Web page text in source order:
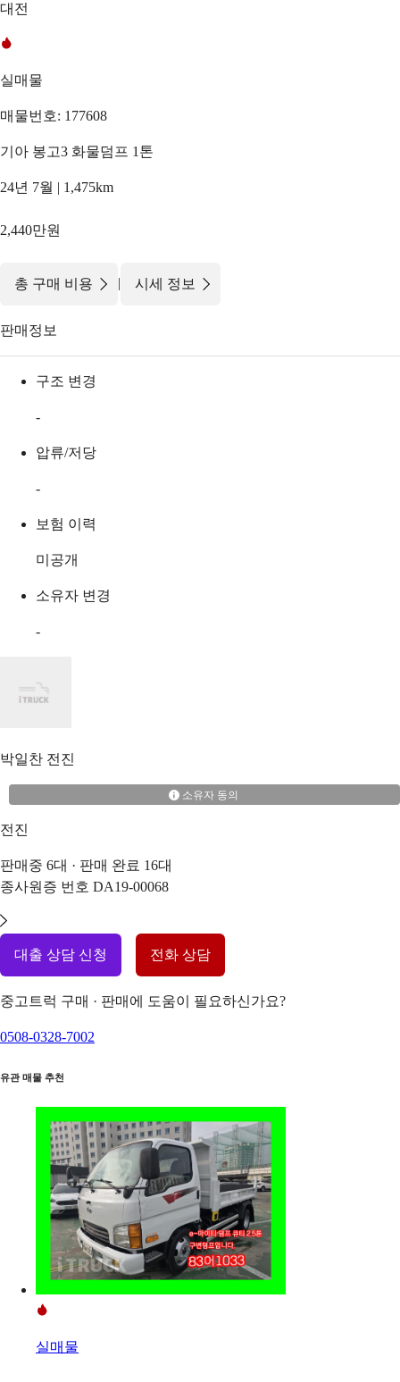
대전
실매물
매물번호: 177608
기아 봉고3 화물덤프 1톤
24년 7월 | 1,475km
2,440만원
총 구매 비용 | 시세 정보
판매정보
구조 변경
-
압류/저당
-
보험 이력
미공개
소유자 변경
-
박일찬 전진
소유자 동의
전진
판매중 6대 · 판매 완료 16대
종사원증 번호 DA19-00068
대출 상담 신청 전화 상담
중고트럭 구매 · 판매에 도움이 필요하신가요?
0508-0328-7002
유관 매물 추천
실매물